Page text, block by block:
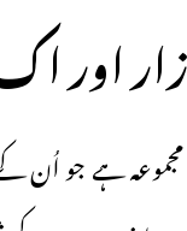
اور
مجموعہ ہے جو